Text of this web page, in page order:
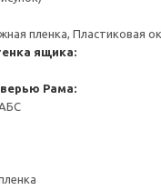
пленка, Пластиковая
ящика:
Рама: